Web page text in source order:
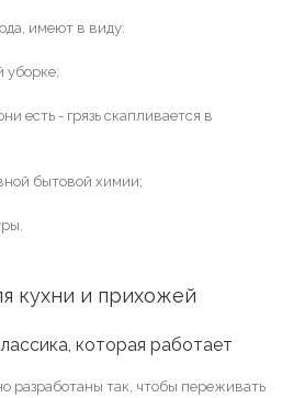
имеют в виду:
есть - грязь скапливается в
бытовой химии;
кухни и прихожей
которая работает
разработаны так, чтобы переживать